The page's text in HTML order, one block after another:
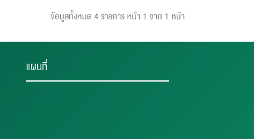
ข้อมูลทั้งหมด 4 รายการ หน้า 1 จาก 1 หน้า
แผนที่